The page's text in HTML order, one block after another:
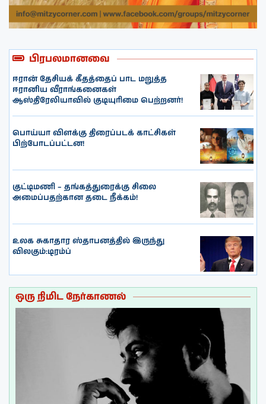
பிரபலமானவை
ஈரான் தேசியக் கீதத்தைப் பாட மறுத்த
ஈரானிய வீராங்கனைகள்
ஆஸ்திரேலியாவில் குடியுரிமை பெற்றனர்!
பொய்யா விளக்கு திரைப்படக் காட்சிகள்
பிற்போடப்பட்டன!
குட்டிமணி – தங்கத்துரைக்கு சிலை
அமைப்பதற்கான தடை நீக்கம்!
உலக சுகாதார ஸ்தாபனத்தில் இருந்து
விலகும்:டிரம்ப்
ஒரு நிமிட நேர்காணல்